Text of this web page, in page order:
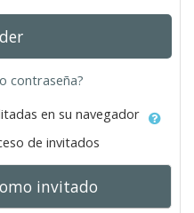
contraseña?
en su navegador
de invitados
invitado